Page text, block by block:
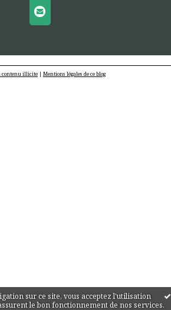
sur ce site, vous acceptez l'utilisation
le bon fonctionnement de nos services.
contenu illicite | Mentions légales de ce blog